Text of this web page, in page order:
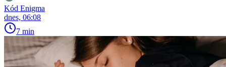
Kód Enigma
dnes, 06:08
7 min